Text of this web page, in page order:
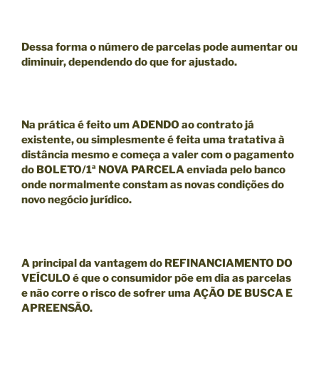
Dessa forma o número de parcelas pode aumentar ou
diminuir, dependendo do que for ajustado.
Na prática é feito um ADENDO ao contrato já
existente, ou simplesmente é feita uma tratativa à
distância mesmo e começa a valer com o pagamento
do BOLETO/1ª NOVA PARCELA enviada pelo banco
onde normalmente constam as novas condições do
novo negócio jurídico.
A principal da vantagemdo REFINANCIAMENTO DO
VEÍCULO é que o consumidor põe em dia as parcelas
enãocorre o risco de sofrer uma AÇÃO DE BUSCA E
APREENSÃO.